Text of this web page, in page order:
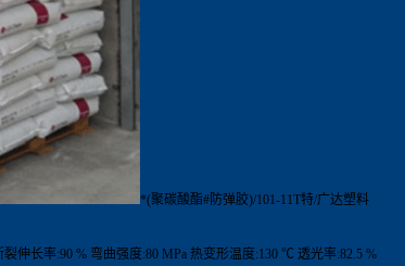
*(聚碳酸酯#防弹胶)/101-11T特/广达塑料
伸长率:90 % 弯曲强度:80 MPa 热变形温度:130 ℃ 透光率:82.5 %